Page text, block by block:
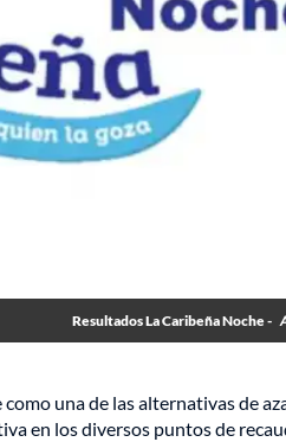
Resultados La Caribeña Noche -
una de las alternativas de
en los diversos puntos de